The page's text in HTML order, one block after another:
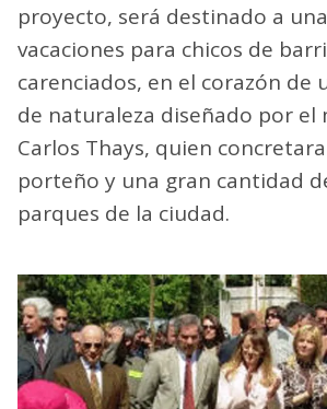
proyecto, será destinado a
vacaciones para chicos de
carenciados, en el corazón de
de naturaleza diseñado por el
Carlos Thays, quien
porteño y una gran cantidad
parques de la ciudad.